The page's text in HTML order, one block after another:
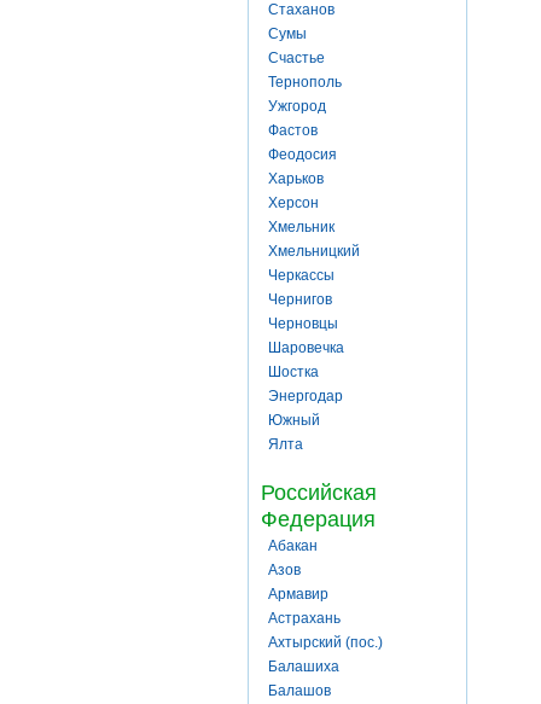
Стаханов
Сумы
Счастье
Тернополь
Ужгород
Фастов
Феодосия
Харьков
Херсон
Хмельник
Хмельницкий
Черкассы
Чернигов
Черновцы
Шаровечка
Шостка
Энергодар
Южный
Ялта
Российская
Федерация
Абакан
Азов
Армавир
Астрахань
Ахтырский (пос.)
Балашиха
Балашов